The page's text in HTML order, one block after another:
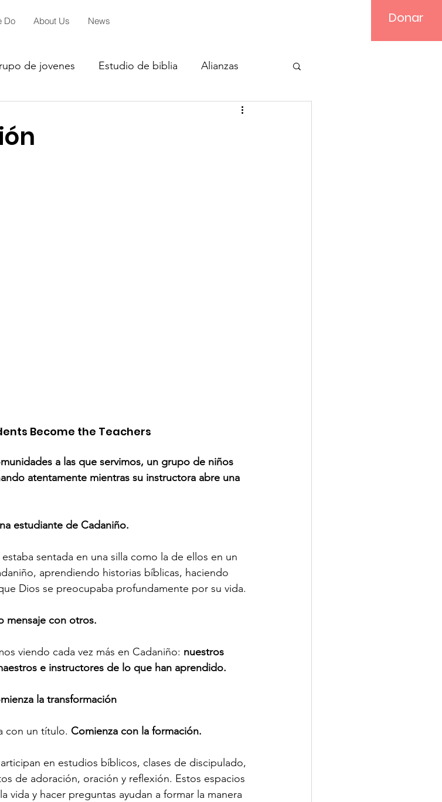
Do About Us News Donar
de jovenes Estudio de biblia Alianzas
Become the Teachers
a las que servimos, un grupo de niños
atentamente mientras su instructora abre una
estudiante de Cadaniño.
sentada en una silla como la de ellos en un
aprendiendo historias bíblicas, haciendo
Dios se preocupaba profundamente por su vida.
mensaje con otros.
viendo cada vez más en Cadaniño: nuestros
e instructores de lo que han aprendido.
la transformación
con un título. Comienza con la formación.
en estudios bíblicos, clases de discipulado,
de adoración, oración y reflexión. Estos espacios
vida y hacer preguntas ayudan a formar la manera